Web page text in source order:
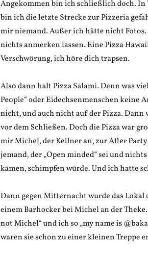
Angekommen bin ich schließlich doch.
bin ich die letzte Strecke zur Pizzeria
mir niemand. Außer ich hätte nicht
nichts anmerken lassen. Eine Pizza
Verschwörung, ich höre dich trapsen.
Also dann halt Pizza Salami. Denn was
People“ oder Eidechsenmenschen keine
nicht, und auch nicht auf der Pizza. Dann
vor dem Schließen. Doch die Pizza war
mir Michel, der Kellner an, zur After
jemand, der „Open minded“ sei und
kämen, schimpfen würde. Und ich hatte
Dann gegen Mitternacht wurde das
einem Barhocker bei Michel an der
not Michel“ und ich so „my name is
waren sie schon zu einer kleinen Treppe